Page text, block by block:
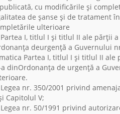
cu modificările și
de șanse și de tratament
ulterioare
I, titlul I şi titlul II ale părții
deurgență a Guvernului
Partea I, titlul I şi titlul II
a dinOrdonanța de urgență a
nr. 350/2001 privind
Capitolul V;
nr. 50/1991 privind